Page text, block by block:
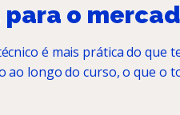
o
é mais prática do que
ao longo do curso, o que o